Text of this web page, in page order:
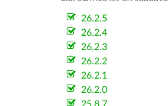
26.2.5
26.2.4
26.2.3
26.2.2
26.2.1
26.2.0